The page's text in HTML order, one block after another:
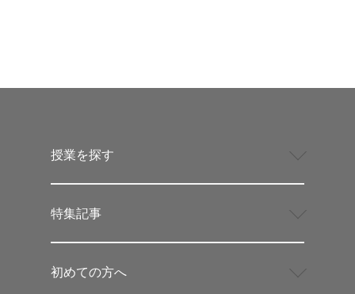
授業を探す
特集記事
初めての方へ